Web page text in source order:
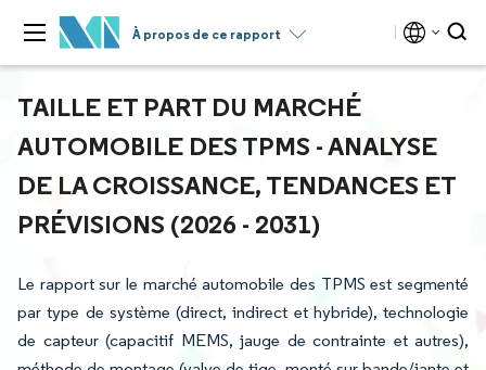
À propos de ce rapport
TAILLE ET PART DU MARCHÉ
AUTOMOBILE DES TPMS - ANALYSE
DE LA CROISSANCE, TENDANCES ET
PRÉVISIONS (2026 - 2031)
Le rapport sur le marché automobile des TPMS est segmenté
par type de système (direct, indirect et hybride), technologie
de capteur (capacitif MEMS, jauge de contrainte et autres),